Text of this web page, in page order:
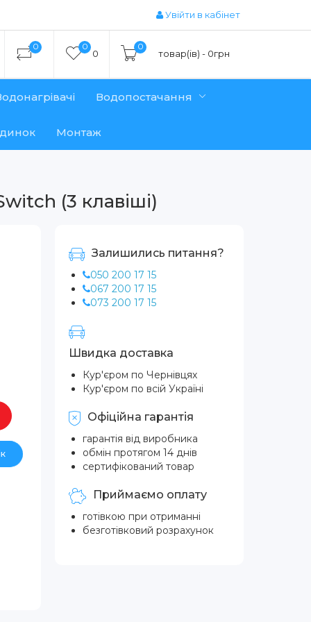
Увійти в кабінет
0
товар(ів) - 0грн
0 0
0
Водопостачання
Монтаж
(3 клавіші)
Залишились питання?
050 200 17 15
067 200 17 15
073 200 17 15
Швидка доставка
Кур'єром по Чернівцях
Кур'єром по всій Україні
Офіційна гарантія
гарантія від виробника
обмін протягом 14 днів
сертифікований товар
Приймаємо оплату
готівкою при отриманні
безготівковий розрахунок